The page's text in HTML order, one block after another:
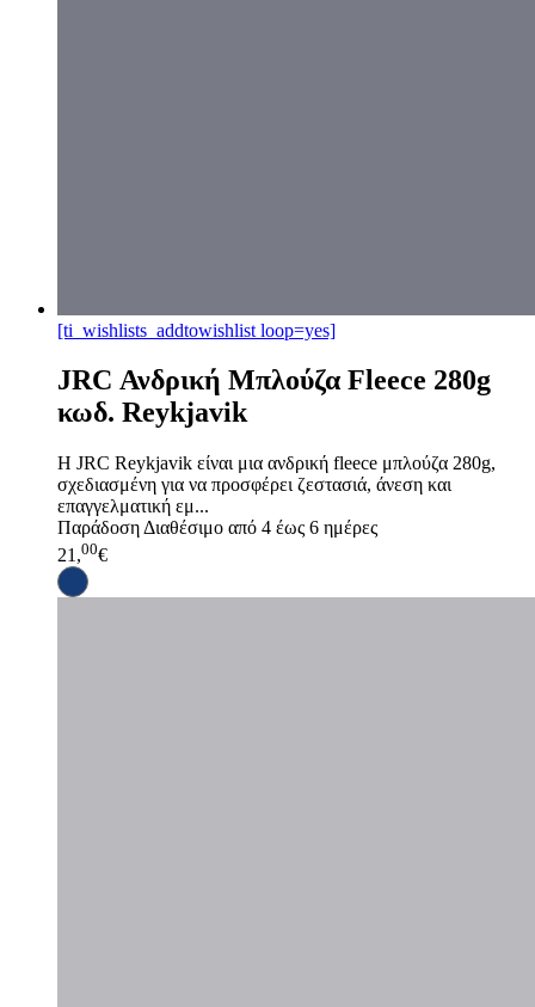
[ti_wishlists_addtowishlist loop=yes]
JRC Ανδρική Μπλούζα Fleece 280g
κωδ. Reykjavik
Η JRC Reykjavik είναι μια ανδρική fleece μπλούζα 280g,
σχεδιασμένη για να προσφέρει ζεστασιά, άνεση και
επαγγελματική εμ...
Παράδοση Διαθέσιμο από 4 έως 6 ημέρες
21,00€